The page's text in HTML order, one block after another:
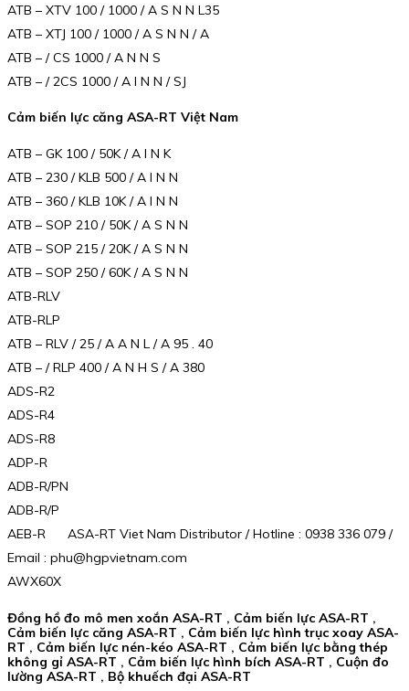
ATB – XTV 100 / 1000 / A S N N L35
ATB – XTJ 100 / 1000 / A S N N / A
ATB – / CS 1000 / A N N S
ATB – / 2CS 1000 / A I N N / SJ
Cảm biến lực căng ASA-RT Việt Nam
ATB – GK 100 / 50K / A I N K
ATB – 230 / KLB 500 / A I N N
ATB – 360 / KLB 10K / A I N N
ATB – SOP 210 / 50K / A S N N
ATB – SOP 215 / 20K / A S N N
ATB – SOP 250 / 60K / A S N N
ATB-RLV
ATB-RLP
ATB – RLV / 25 / A A N L / A 95 . 40
ATB – / RLP 400 / A N H S / A 380
ADS-R2
ADS-R4
ADS-R8
ADP-R
ADB-R/PN
ADB-R/P
AEB-R ASA-RT Viet Nam Distributor / Hotline : 0938 336 079 /
Email : phu@hgpvietnam.com
AWX60X
Đồng hồ đo mô men xoắn ASA-RT , Cảm biến lực ASA-RT ,
Cảm biến lực căng ASA-RT , Cảm biến lực hình trục xoay ASA-
RT , Cảm biến lực nén-kéo ASA-RT , Cảm biến lực bằng thép
không gỉ ASA-RT , Cảm biến lực hình bích ASA-RT , Cuộn đo
lường ASA-RT , Bộ khuếch đại ASA-RT